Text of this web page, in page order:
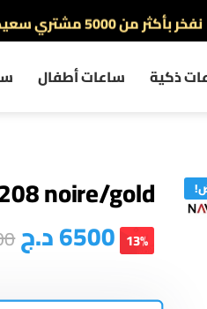
نفخر بأكثر من 5000 مشتري سعيد
الآن والدفع فقط عند استلام
ذكية ساعات أطفال
noire/gold
6500د.ج 13%